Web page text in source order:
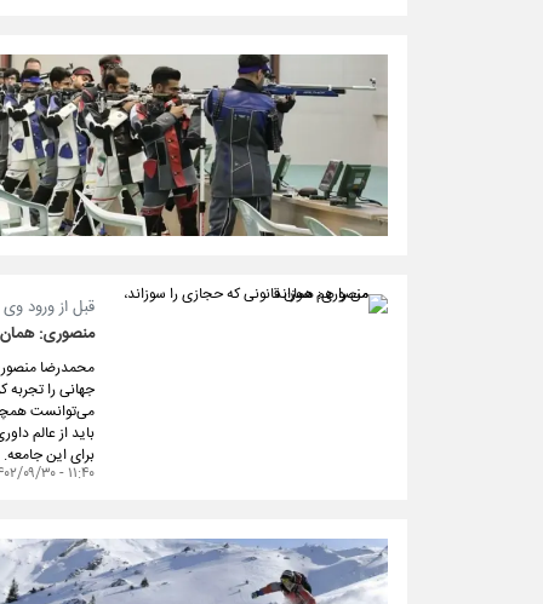
قبل از ورود
منصوری: همان
محمدرضا
جهانی را
می‌توانست
باید از عالم
برای این
۱۱:۴۰ - ۱۴۰۲/۰۹/۳۰